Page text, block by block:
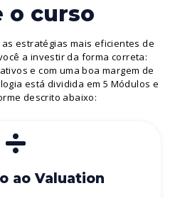
o curso
estratégias mais eficientes de
a investir da forma correta:
e com uma boa margem de
está dividida em 5 Módulos e
descrito abaixo:
ao Valuation